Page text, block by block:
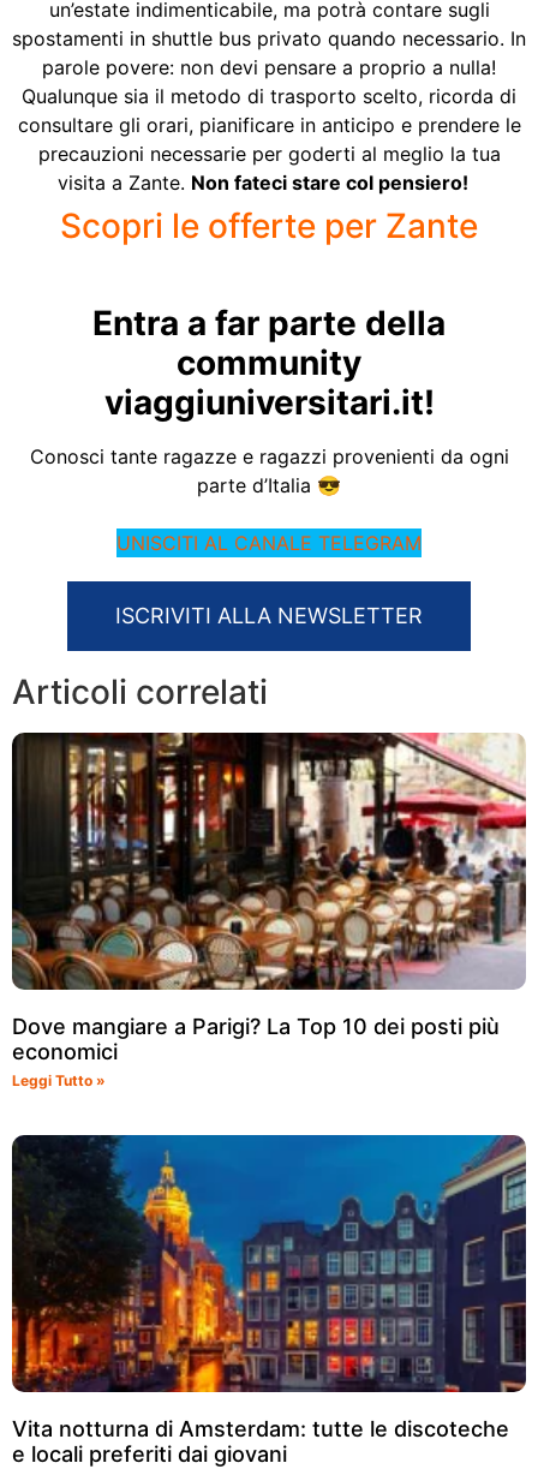
un’estate indimenticabile, ma potrà contare sugli
spostamenti in shuttle bus privato quando necessario. In
parole povere: non devi pensare a proprio a nulla!
Qualunque sia il metodo di trasporto scelto, ricorda di
consultare gli orari, pianificare in anticipo e prendere le
precauzioni necessarie per goderti al meglio la tua
visita a Zante. Non fateci stare col pensiero!
Scopri le offerte per Zante
Entra a far parte della
community
viaggiuniversitari.it!
Conosci tante ragazze e ragazzi provenienti da ogni
parte d’Italia 😎
UNISCITI AL CANALE TELEGRAM
ISCRIVITI ALLA NEWSLETTER
Articoli correlati
Dove mangiare a Parigi? La Top 10 dei posti più
economici
Leggi Tutto »
Vita notturna di Amsterdam: tutte le discoteche
e locali preferiti dai giovani